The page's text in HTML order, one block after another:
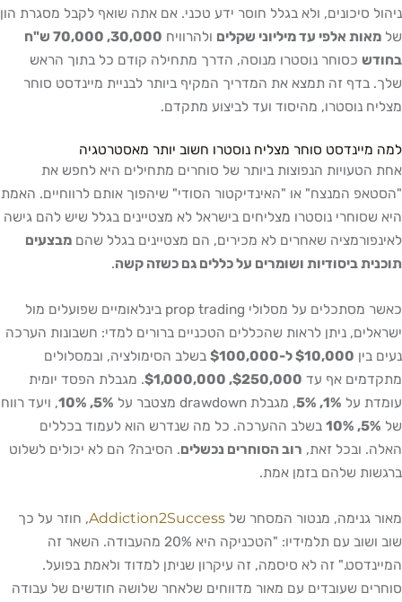
ניהול סיכונים, ולא בגלל חוסר ידע טכני. אם אתה שואף לקבל מסגרת הון
של מאות אלפי עד מיליוני שקלים ולהרוויח
30,000, 70,000 ש"ח
בחודש כסוחר נוסטרו מנוסה, הדרך מתחילה קודם כל בתוך הראש
שלך. בדף זה תמצא את המדריך המקיף ביותר לבניית מיינדסט סוחר
מצליח נוסטרו, מהיסוד ועד לביצוע מתקדם.
למה מיינדסט סוחר מצליח נוסטרו חשוב יותר מאסטרטגיה
אחת הטעויות הנפוצות ביותר של סוחרים מתחילים היא לחפש את
"הסטאפ המנצח" או "האינדיקטור הסודי" שיהפוך אותם לרווחיים. האמת
היא שסוחרי נוסטרו מצליחים בישראל לא מצטיינים בגלל שיש להם גישה
לאינפורמציה שאחרים לא מכירים, הם מצטיינים בגלל שהם מבצעים
תוכנית ביסודיות ושומרים על כללים גם כשזה קשה.
כאשר מסתכלים על מסלולי prop trading בינלאומיים שפועלים מול
ישראלים, ניתן לראות שהכללים הטכניים ברורים למדי: חשבונות הערכה
נעים בין $10,000 ל-$100,000
בשלב הסימולציה, ובמסלולים
מתקדמים אף עד $250,000, $1,000,000
. מגבלת הפסד יומית
עומדת על 1%, 5% , מגבלת drawdown מצטבר על 5%, 10%
, ויעד רווח
של 5%, 10%
בשלב ההערכה. כל מה שנדרש הוא לעמוד בכללים
האלה. ובכל זאת, רוב הסוחרים נכשלים. הסיבה? הם לא יכולים לשלוט
ברגשות שלהם בזמן אמת.
מאור גנימה, מנטור המסחר של Addiction2Success, חוזר על כך
שוב ושוב עם תלמידיו: "הטכניקה היא 20% מהעבודה. השאר זה
המיינדסט." זה לא סיסמה, זה עיקרון שניתן למדוד ולאמת בפועל.
סוחרים שעובדים עם מאור מדווחים שלאחר שלושה חודשים של עבודה